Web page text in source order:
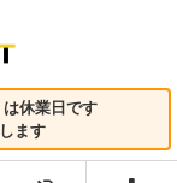
休業日です
ます